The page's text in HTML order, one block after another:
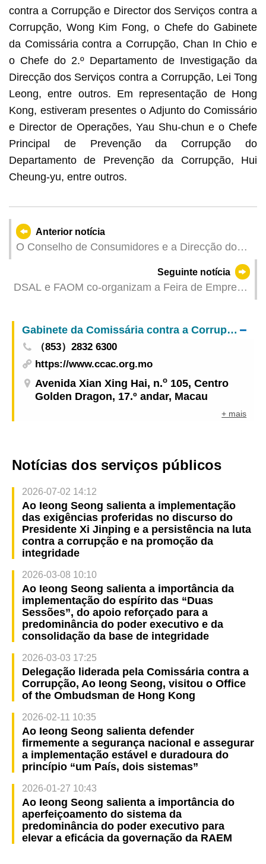
contra a Corrupção e Director dos Serviços contra a
Corrupção, Wong Kim Fong, o Chefe do Gabinete
da Comissária contra a Corrupção, Chan In Chio e
o Chefe do 2.º Departamento de Investigação da
Direcção dos Serviços contra a Corrupção, Lei Tong
Leong, entre outros. Em representação de Hong
Kong, estiveram presentes o Adjunto do Comissário
e Director de Operações, Yau Shu-chun e o Chefe
Principal de Prevenção da Corrupção do
Departamento de Prevenção da Corrupção, Hui
Cheung-yu, entre outros.
Anterior notícia
O Conselho de Consumidores e a Direcção dos
Tecnológico reforçam inspecções conjuntas para
proteger os direitos e interesses de consumo
Seguinte notícia
DSAL e FAOM co-organizam a Feira de Emprego
Gabinete da Comissária contra a Corrupção
（853）2832 6300
https://www.ccac.org.mo
Avenida Xian Xing Hai, n.o 105, Centro
Golden Dragon, 17.º andar, Macau
+ mais
Notícias dos serviços públicos
2026-07-02 14:12
Ao Ieong Seong salienta a implementação
das exigências proferidas no discurso do
Presidente Xi Jinping e a persistência na luta
contra a corrupção e na promoção da
integridade
2026-03-08 10:10
Ao Ieong Seong salienta a importância da
implementação do espírito das “Duas
Sessões”, do apoio reforçado para a
predominância do poder executivo e da
consolidação da base de integridade
2026-03-03 17:25
Delegação liderada pela Comissária contra a
Corrupção, Ao Ieong Seong, visitou o Office
of the Ombudsman de Hong Kong
2026-02-11 10:35
Ao Ieong Seong salienta defender
firmemente a segurança nacional e assegurar
a implementação estável e duradoura do
princípio “um País, dois sistemas”
2026-01-27 10:43
Ao Ieong Seong salienta a importância do
aperfeiçoamento do sistema da
predominância do poder executivo para
elevar a eficácia da governação da RAEM